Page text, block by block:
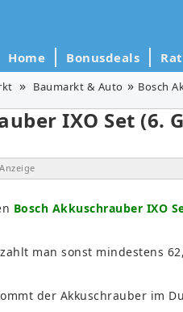
Home Bonusdeals
Baumarkt & Auto Bosch
IXO Set (6.
Bosch Akkuschrauber IXO
man sonst mindestens
der Akkuschrauber im